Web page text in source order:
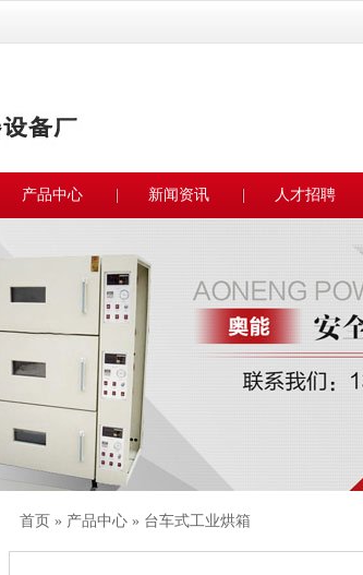
产品中心 新闻资讯 人才招聘
首页 » 产品中心 » 台车式工业烘箱